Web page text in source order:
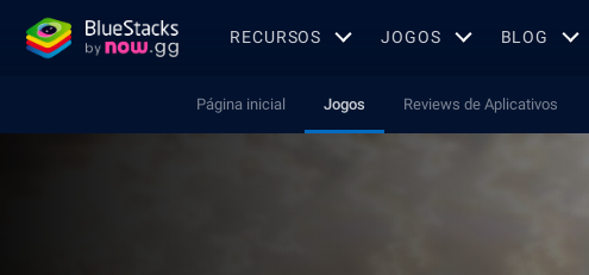
RECURSOS JOGOS BLOG
Página inicial Jogos Reviews de Aplicativos